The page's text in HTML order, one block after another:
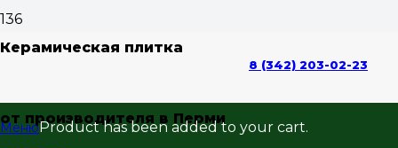
Керамическая плитка
от производителя в Перми
8 (342) 203-02-23
МенюProducthas been added to your cart.
Home/Керамогранит/
Cream 1200x600x9,5